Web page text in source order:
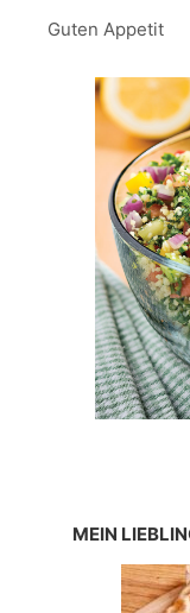
Guten Appetit
MEIN